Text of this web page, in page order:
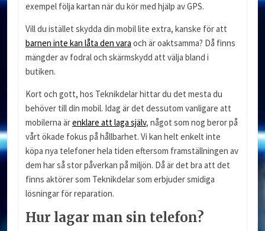
exempel följa kartan när du kör med hjälp av GPS.
Vill du istället skydda din mobil lite extra, kanske för att
barnen inte kan låta den vara och är oaktsamma? Då finns
mängder av fodral och skärmskydd att välja bland i
butiken.
Kort och gott, hos Teknikdelar hittar du det mesta du
behöver till din mobil. Idag är det dessutom vanligare att
mobilerna ärenklare att laga själv, något som nog beror på
vårt ökade fokus på hållbarhet. Vi kan helt enkelt inte
köpa nya telefoner hela tiden eftersom framställningen av
dem har så stor påverkan på miljön. Då är det bra att det
finns aktörer som Teknikdelar som erbjuder smidiga
lösningar för reparation.
Hur lagar man sin telefon?